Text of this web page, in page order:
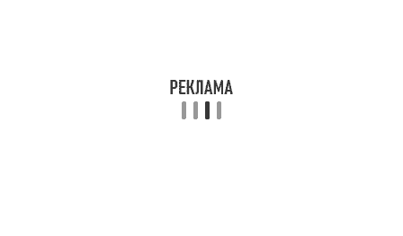
Лак вместо гель-лака